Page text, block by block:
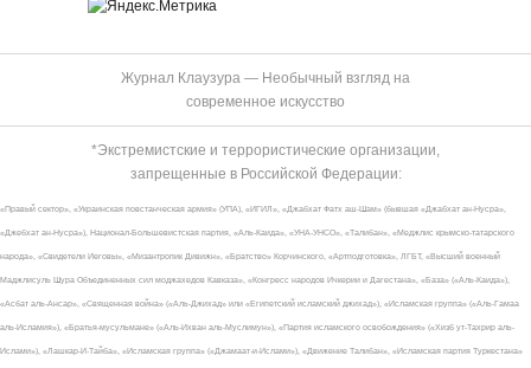
Журнал Клаузура — Необычный взгляд на
современное искусство
*Экстремистские и террористические организации,
запрещенные в Российской Федерации:
«Правый сектор», «Украинская повстанческая армия» (УПА), «ИГИЛ», «Джабхат Фатх аш-Шам» (бывшая «Джабхат ан-Нусра»,
«Джебхат ан-Нусра»), Национал-Большевистская партия, «Аль-Каида», «УНА-УНСО», «Талибан», «Меджлис крымско-татарского
народа», «Свидетели Иеговы», «Мизантропик Дивижн», «Братство» Корчинского, «Артподготовка», ЛГБТ, «Высший военный
Маджлисуль Шура Объединенных сил моджахедов Кавказа», «Конгресс народов Ичкерии и Дагестана», «База» («Аль-Каида»),
«Асбат аль-Ансар», «Священная война» («Аль-Джихад» или «Египетский исламский джихад»), «Исламская группа» («Аль-Гамаа
аль-Исламия»), «Братья-мусульмане» («Аль-Ихван аль-Муслимун»), «Партия исламского освобождения» («Хизб ут-Тахрир аль-
Ислами»), «Лашкар-И-Тайба», «Исламская группа» («Джамаат-и-Ислами»), «Движение Талибан», «Исламская партия Туркестана»